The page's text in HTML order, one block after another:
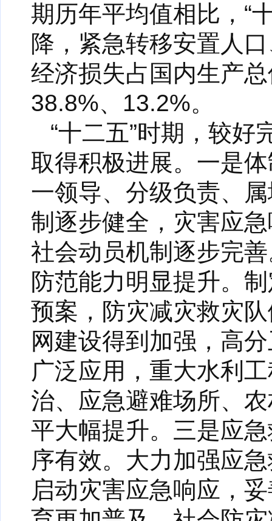
期历年平均值相比，“
降，紧急转移安置人
经济损失占国内生产
38.8%、13.2%。
“十二五”时期，较
取得积极进展。一是
一领导、分级负责、
制逐步健全，灾害应
社会动员机制逐步完
防范能力明显提升。
预案，防灾减灾救灾
网建设得到加强，高
广泛应用，重大水利
治、应急避难场所、
平大幅提升。三是应
序有效。大力加强应
启动灾害应急响应，